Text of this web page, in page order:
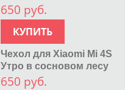
650 руб.
КУПИТЬ
Чехол для Xiaomi Mi 4S
Утро в сосновом лесу
650 руб.